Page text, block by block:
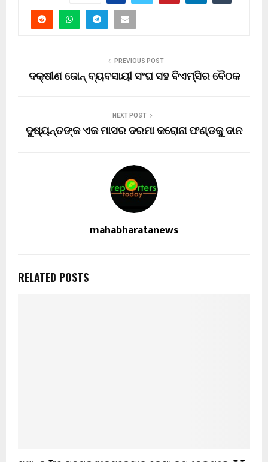
PREVIOUS POST
ଦକ୍ଷୀଣ ଜୋନ୍ ବ୍ୟବସାୟୀ ସଂଘ ସହ ବିଏମ୍ସିର ବୈଠକ
NEXT POST
ଦୁଷ୍ୟନ୍ତଙ୍କ ଏକ ମାସର ଦରମା କରୋନା ଫଣ୍ଡକୁ ଦାନ
mahabharatanews
RELATED POSTS